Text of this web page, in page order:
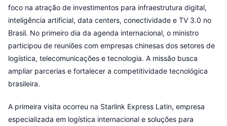
foco na atração de investimentos para infraestrutura digital,
inteligência artificial, data centers, conectividade e TV 3.0 no
Brasil. No primeiro dia da agenda internacional, o ministro
participou de reuniões com empresas chinesas dos setores de
logística, telecomunicações e tecnologia. A missão busca
ampliar parcerias e fortalecer a competitividade tecnológica
brasileira.
A primeira visita ocorreu na Starlink Express Latin, empresa
especializada em logística internacional e soluções para